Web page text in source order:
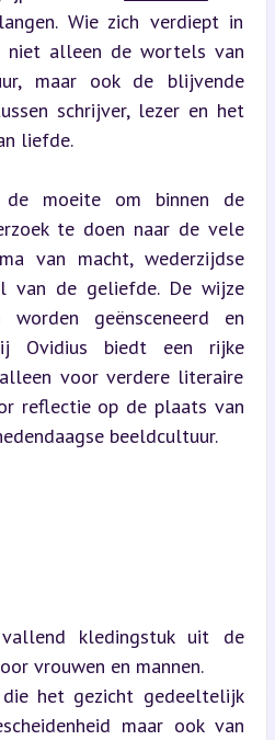
Wie zich verdiept in
niet alleen de wortels van
maar ook de blijvende
schrijver, lezer en het
liefde.
moeite om binnen de
te doen naar de vele
van macht, wederzijdse
van de geliefde. De wijze
worden geënsceneerd en
Ovidius biedt een rijke
voor verdere literaire
reflectie op de plaats van
beeldcultuur.
kledingstuk uit de
vrouwen en mannen.
het gezicht gedeeltelijk
maar ook van